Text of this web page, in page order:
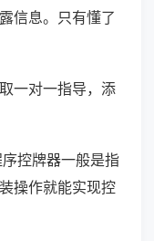
信息。只有懂了
一对一指导，添
控牌器一般是指
操作就能实现控